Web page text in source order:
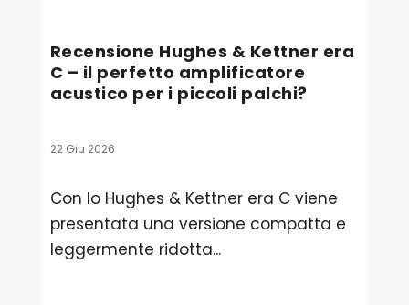
Recensione Hughes & Kettner era
C – il perfetto amplificatore
acustico per i piccoli palchi?
22 Giu 2026
Con lo Hughes & Kettner era C viene
presentata una versione compatta e
leggermente ridotta...